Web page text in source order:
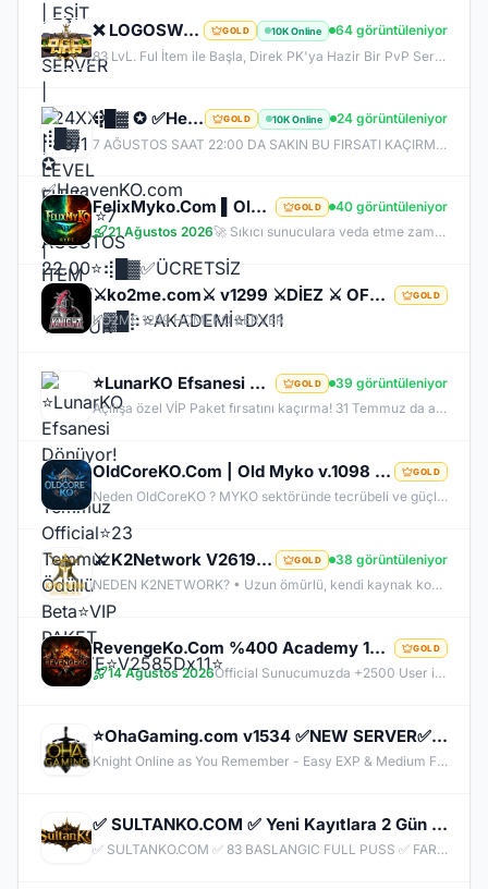
❌ LOGOSWAR.COM ❌ [ 83/1 ] PK SERVER ▌FULL ITEM BAŞLANGIÇ ▌Adım Atamayacağın Kadar Kalabalık GOLD 10K Online
64 görüntüleniyor
83 LvL. Ful İtem ile Başla, Direk PK'ya Hazir Bir PvP Server, Full Pus'da Hediye, 10.000 Oyuncu Kitlesi ile Türkiye'nin En Kalabalık PK Serveri, Sizlerde Hemen Yerinizi Alın.
⢾█▓ ✪ ✅HeavenKO.com ✅▓█⡷⭐7 AĞUSTOS 22.00⭐⢾█▓✅ÜCRETSİZ GENİE LOOT✅▓█⡷⭐AKADEMİ⭐DX11 GOLD 10K Online
24 görüntüleniyor
7 AĞUSTOS SAAT 22:00 DA SAKIN BU FIRSATI KAÇIRMA! BİZİMLE YOLA ÇIKAN HERKES BUGÜN İPTAL! BİZ İSE 6.AYIMIZI DEVİRDİK, İLK GÜNKİ GİBİ GEÇ KALMAYACAĞIN TEK SİSTEM!
FelixMyko.Com ▌Old Myko v.1098 ▌70 Level CAP ▌Official : 21 Ağustos Cuma 22:00 ▌Starter Paket Bizden GOLD
40 görüntüleniyor
21 Ağustos 2026
🚀 Sıkıcı sunuculara veda etme zamanı geldi! ⭐ Parlayan yıldız: FelixMyko! 💰 Sürekli kazandıran yapısı, bitmek bilmeyen Farm ve PK heyecanıyla eski MyKO ruhunu yeniden yaşamaya hazır ol! 📅 Açılış: 21 Ağustos Cuma – 🕙 22:00 🌐 Adres: FelixMyko.com 🎁 2.000 TL bakiye değerinde Starter Paket HEDİYE! 🔑 Starter Paket Kodu: 99998888777766665555 🌐 Panel: https://www.felixmyko.com 👉 Discord: http://discord.gg/MYACS 🟢 WhatsApp: https://wp.felixmyko.com ⚔️ Eski günlerin efsane savaşlarını, dostluk
⚔️ko2me.com⚔️ v1299 ⚔️DİEZ ⚔️ OFFİCAL 17.07.2026⚔️ JAPKO DRAKİ SERVER GOLD
KO2ME 1299 HOMEKO SERVER
⭐LunarKO Efsanesi Dönüyor!⭐31 Temmuz Official⭐23 Temmuz Ödüllü Beta⭐VIP PAKET HEDİYE⭐V2585Dx11⭐ GOLD
39 görüntüleniyor
Açılışa özel VİP Paket fırsatını kaçırma! 31 Temmuz da aramıza katıl , unutamayacağın bir deneyim senin olsun!
OldCoreKO.Com | Old Myko v.1098 | Starter + Yan Pus Ücretsiz | Academy : 17 Temmuz 2026 -Cuma 21:00! GOLD
Neden OldCoreKO ? MYKO sektöründe tecrübeli ve güçlü yönetim Oyuncu geri bildirimlerine önem veren şeffaf yapı Play to Win odaklı sistem anlayışı Dengeli ekonomi ve sürdürülebilir oyun yapısı Uzun soluklu, plansız kapanma riski olmayan sunucu vizyonu Deneyimli yönetim ekibimizin rehberliğinde, uzun soluklu ve unutulmaz bir maceraya hazır olun. OldCoreKO; heyecan dolu bir ortam, PK temposunun hiç durmadığı ve MYKO’nun özünü sonuna kadar yaşayabileceğiniz eşsiz bir atmosfer.
⚔️ K2Network V2619 – Yeni Nesil Farm Dönemi! | Ücretsiz PUS | +30 Rebirth | Auto Upgrade | 7/24 Farm GOLD
38 görüntüleniyor
NEDEN K2NETWORK? • Uzun ömürlü, kendi kaynak koduna sahip gerçek bir proje – hazır dosya alıp 1 haftada patlayan server değil. • %100 farm mantığı – KC/TL zorunluluğu yok, her şey oynayarak kazanılabilir. • Upgrade sınırı yok! – +30 Rebirthe kadar ilerleyen, +5’e kadar basılan takılar! • Tamamen ücretsiz PUS, paranızı sevdiklerinize ve ailenize ayırabilirsiniz! • Upgrade oranları şeffaf – % kaç ihtimalle bastığını ekranda net görüyorsun. • Auto Upgrade sistemi oyuna direkt entegre
RevengeKo.Com %400 Academy 14 Ağustos 2026 | v.2585 Light Farm | 1500 TL Değerinde VIP Paket Hediye GOLD
14 Ağustos 2026 Official Sunucumuzda +2500 User ile sorunsuz bir şekilde sunucumuzu aktif ettik. Aktif edilen sunucumuza geç kalmış veya başlayamayan oyuncularımız için 2. Akademi Sunucumuz 14 Ağustos Cuma günü Aktif Edilecektir. %400 DROP , %400 EXP , %400 Coins Drobu olarak sunucu 14 ağustosda academy olarak aktif edilecektir. Sunucumuz 1 Lv aktif edilmesine rağmen oyuncularımızın geri kalmaması için Akademi sunucumuz 83 Lv Başlangıç Full Skill olarak aktif edilecektir.
⭐OhaGaming.com v1534 ✅NEW SERVER✅BETA 12.06.2026✅OFFICIAL 19.06.2026
Knight Online as You Remember - Easy EXP & Medium Farm - Cheat & Bug Free - Long Lasting & Stable Server - Active & Helpful Support - Balanced Skills & Classes - Friendly Community - Unique Features - New & Custom Events - Join us Now!
✅ SULTANKO.COM ✅ Yeni Kayıtlara 2 Gün 500x Drop Bonus! ✅⭐ Pk Farm Server Ücretsiz! ⭐ DELTASOFT⭐
✅ SULTANKO.COM ✅ 83 BASLANGIC FULL PUSS ✅ FARM PK SERVER ✅⭐ 29.05.2026 22:00 OFFICIAL ⭐ DELTASOFT⭐